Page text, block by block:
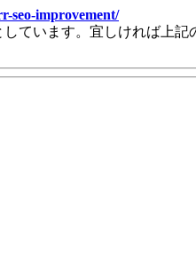
seo-improvement/
ています。宜しければ上